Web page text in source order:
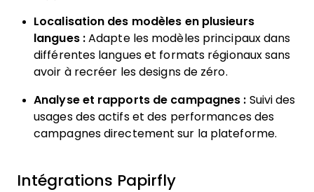
Localisation des modèles en plusieurs
langues :Adapte les modèles principaux dans
différentes langues et formats régionaux sans
avoir à recréer les designs de zéro.
Analyse et rapports de campagnes : Suivi des
usages des actifs et des performances des
campagnes directement sur la plateforme.
Intégrations Papirfly